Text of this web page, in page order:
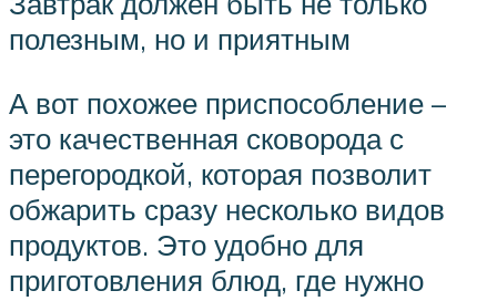
полезным, но и приятным
А вот похожее приспособление –
это качественная сковорода с
перегородкой, которая позволит
обжарить сразу несколько видов
продуктов. Это удобно для
приготовления блюд, где нужно